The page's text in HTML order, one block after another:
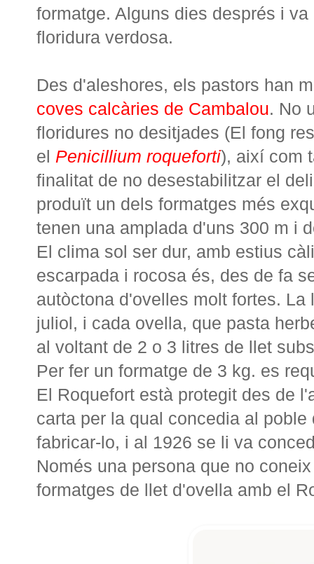
formatge. Alguns dies després i
floridura verdosa.
Des d'aleshores, els pastors han
coves calcàries de Cambalou. No
floridures no desitjades (El fong
el Penicillium roqueforti), així com
finalitat de no desestabilitzar el
produït un dels formatges més
tenen una amplada d'uns 300 m i
El clima sol ser dur, amb estius
escarpada i rocosa és, des de fa
autòctona d'ovelles molt fortes.
juliol, i cada ovella, que pasta
al voltant de 2 o 3 litres de llet
Per fer un formatge de 3 kg. es
El Roquefort està protegit des de
carta per la qual concedia al
fabricar-lo, i al 1926 se li va
Només una persona que no
formatges de llet d'ovella amb el